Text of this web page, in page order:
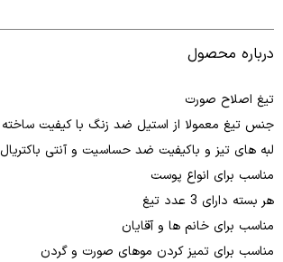
درباره محصول
تیغ اصلاح صورت
جنس تیغ معمولا از استیل ضد زنگ با کیفیت
لبه های تیز و باکیفیت ضد حساسیت و آنتی باکتریال
مناسب برای انواع پوست
هر بسته دارای 3 عدد تیغ
مناسب برای خانم ها و آقایان
مناسب برای تمیز کردن موهای صورت و گردن